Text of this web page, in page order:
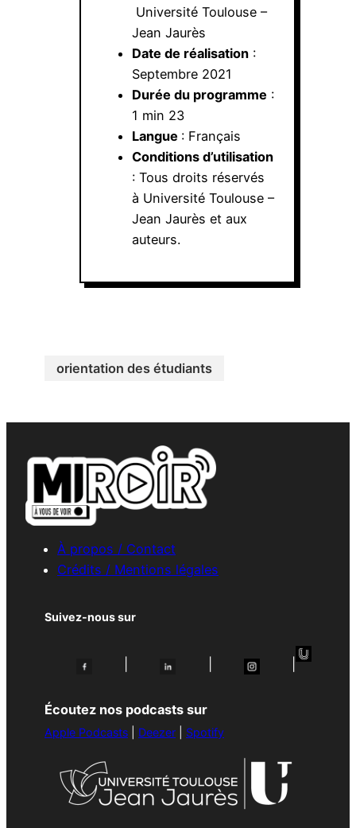
Université Toulouse –
Jean Jaurès
Date de réalisation :
Septembre 2021
Durée du programme :
1 min 23
Langue : Français
Conditions d’utilisation
: Tous droits réservés
à Université Toulouse –
Jean Jaurès et aux
auteurs.
orientation des étudiants
À propos / Contact
Crédits / Mentions légales
Suivez-nous sur
Écoutez nos podcasts sur
Apple Podcasts Deezer Spotify